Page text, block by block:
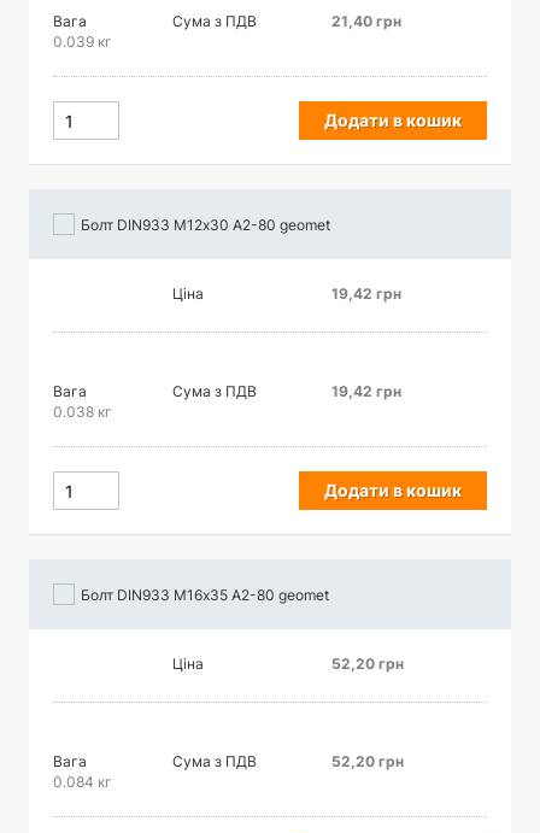
Вага
0.039 кг
Сума з ПДВ 21,40 грн
Додати в кошик
Болт DIN933 М12х30 А2-80 geomet
Ціна 19,42 грн
Вага
0.038 кг
Сума з ПДВ 19,42 грн
Додати в кошик
Болт DIN933 М16х35 А2-80 geomet
Ціна 52,20 грн
Вага
0.084 кг
Сума з ПДВ 52,20 грн